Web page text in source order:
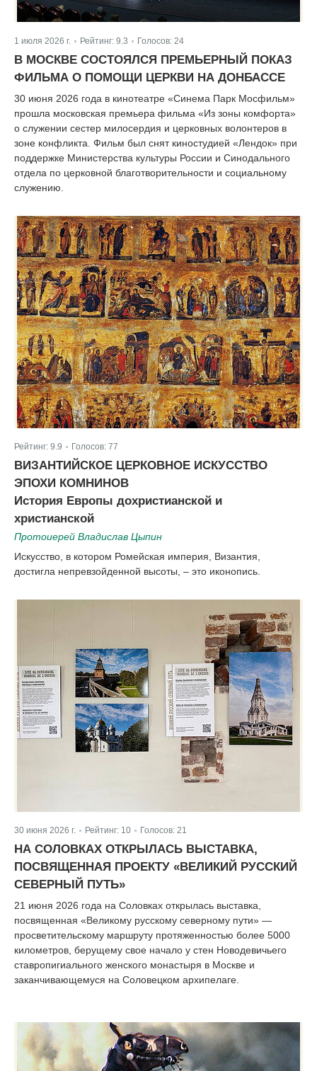
1 июля 2026 г. | Рейтинг: 9.3 Голосов: 24
В МОСКВЕ СОСТОЯЛСЯ ПРЕМЬЕРНЫЙ ПОКАЗ
ФИЛЬМА О ПОМОЩИ ЦЕРКВИ НА ДОНБАССЕ
30 июня 2026 года в кинотеатре «Синема Парк Мосфильм»
прошла московская премьера фильма «Из зоны комфорта»
о служении сестер милосердия и церковных волонтеров в
зоне конфликта. Фильм был снят киностудией «Лендок» при
поддержке Министерства культуры России и Синодального
отдела по церковной благотворительности и социальному
служению.
Рейтинг: 9.9 Голосов: 77
ВИЗАНТИЙСКОЕ ЦЕРКОВНОЕ ИСКУССТВО
ЭПОХИ КОМНИНОВ
История Европы дохристианской и
христианской
Протоиерей Владислав Цыпин
Искусство, в котором Ромейская империя, Византия,
достигла непревзойденной высоты, – это иконопись.
30 июня 2026 г. Рейтинг: 10 Голосов: 21
НА СОЛОВКАХ ОТКРЫЛАСЬ ВЫСТАВКА,
ПОСВЯЩЕННАЯ ПРОЕКТУ «ВЕЛИКИЙ РУССКИЙ
СЕВЕРНЫЙ ПУТЬ»
21 июня 2026 года на Соловках открылась выставка,
посвященная «Великому русскому северному пути» —
просветительскому маршруту протяженностью более 5000
километров, берущему свое начало у стен Новодевичьего
ставропигиального женского монастыря в Москве и
заканчивающемуся на Соловецком архипелаге.